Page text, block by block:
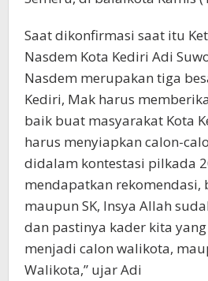
Saat dikonfirmasi saat itu
Nasdem Kota Kediri Adi
Nasdem merupakan tiga
Kediri, Mak harus
baik buat masyarakat Kota
harus menyiapkan calon-
didalam kontestasi pilkada
mendapatkan rekomendasi,
maupun SK, Insya Allah
dan pastinya kader kita
menjadi calon walikota,
Walikota,” ujar Adi